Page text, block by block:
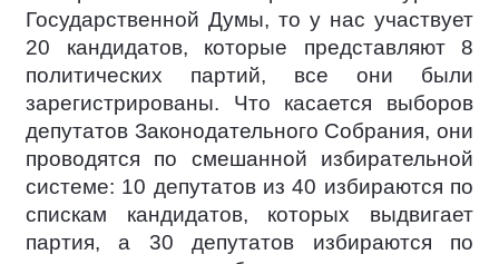
Государственной Думы, то у нас участвует
20 кандидатов, которые представляют 8
политических партий, все они были
зарегистрированы. Что касается выборов
депутатов Законодательного Собрания, они
проводятся по смешанной избирательной
системе: 10 депутатов из 40 избираются по
спискам кандидатов, которых выдвигает
партия, а 30 депутатов избираются по